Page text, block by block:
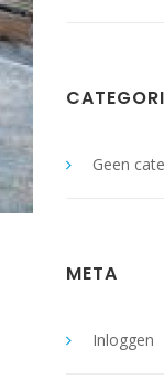
Geen
META
Inloggen